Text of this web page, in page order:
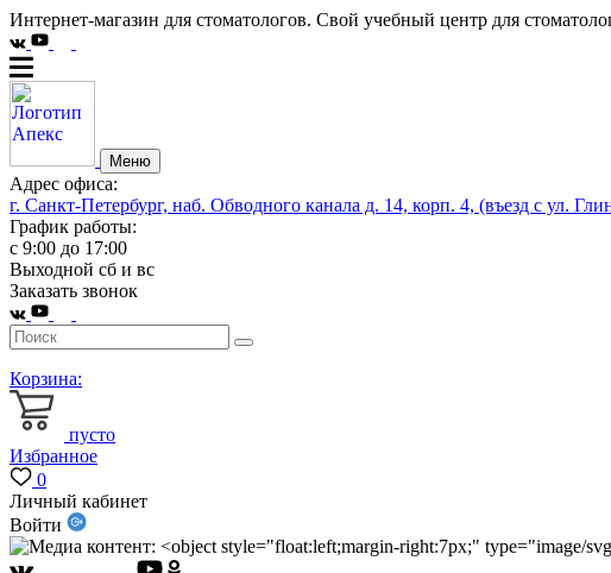
Интернет-магазин для стоматологов. Свой учебный центр для
Меню
Адрес офиса:
г. Санкт-Петербург, наб. Обводного канала д. 14, корп. 4, (въезд с ул.
График работы:
с 9:00 до 17:00
Выходной сб и вс
Заказать звонок
Корзина:
пусто
Избранное
0
Личный кабинет
Войти